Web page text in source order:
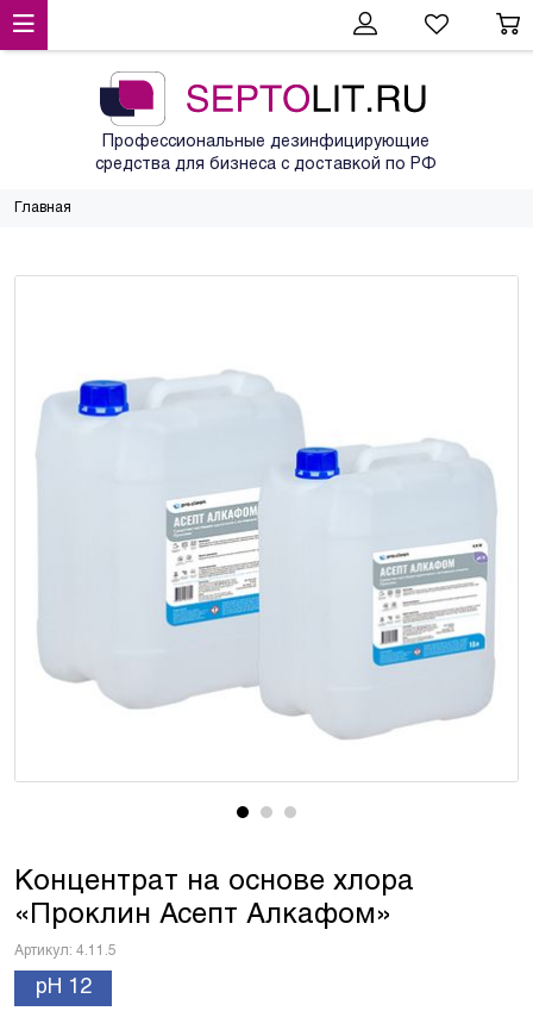
Профессиональные дезинфицирующие
средства для бизнеса с доставкой по РФ
Главная
Концентрат на основе хлора
«Проклин Асепт Алкафом»
Артикул: 4.11.5
pH 12